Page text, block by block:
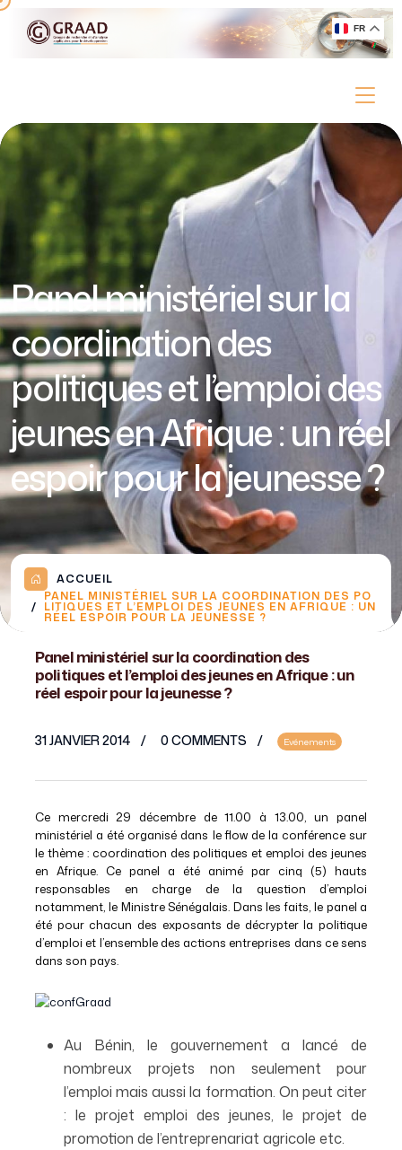
Panel ministériel sur la
coordination des
politiques et l’emploi des
jeunes en Afrique : un réel
espoir pour la jeunesse ?
ACCUEIL
PANEL MINISTÉRIEL SUR LA COORDINATION DES PO
LITIQUES ET L’EMPLOI DES JEUNES EN AFRIQUE : UN
RÉEL ESPOIR POUR LA JEUNESSE ?
Panel ministériel sur la coordination des
politiques et l’emploi des jeunes en Afrique : un
réel espoir pour la jeunesse ?
31 JANVIER 2014 0 COMMENTS Evénements
Ce mercredi 29 décembre de 11.00 à 13.00, un panel
ministériel a été organisé dans le flow de la conférence sur
le thème : coordination des politiques et emploi des jeunes
en Afrique. Ce panel a été animé par cinq (5) hauts
responsables en charge de la question d’emploi
notamment, le Ministre Sénégalais. Dans les faits, le panel a
été pour chacun des exposants de décrypter la politique
d’emploi et l’ensemble des actions entreprises dans ce sens
dans son pays.
Au Bénin, le gouvernement a lancé de
nombreux projets non seulement pour
l’emploi mais aussi la formation. On peut citer
: le projet emploi des jeunes, le projet de
promotion de l’entreprenariat agricole etc.
FR